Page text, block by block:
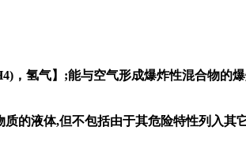
，氢气】;能与空气形成爆炸性混合物
的液体,但不包括由于其危险特性列入